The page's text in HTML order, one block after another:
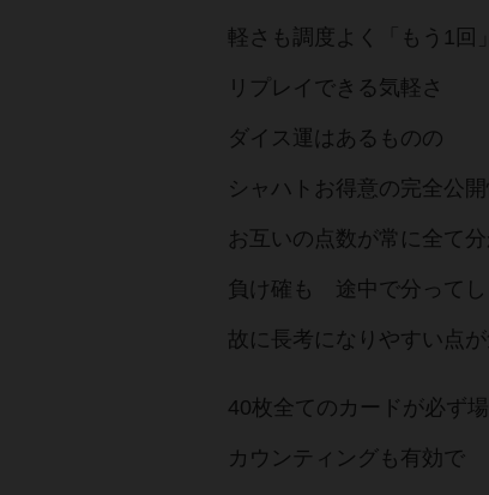
軽さも調度よく「もう1回
リプレイできる気軽さ
ダイス運はあるものの
シャハトお得意の完全公
お互いの点数が常に全て
負け確も 途中で分ってし
故に長考になりやすい点
40枚全てのカードが必ず
カウンティングも有効で